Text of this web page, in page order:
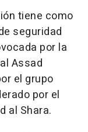
tiene como
seguridad
por la
Assad
el grupo
por el
al Shara.